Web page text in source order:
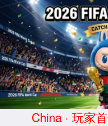
森林舞会2278电
股票代码
688799
首页 关于森林舞会2278电